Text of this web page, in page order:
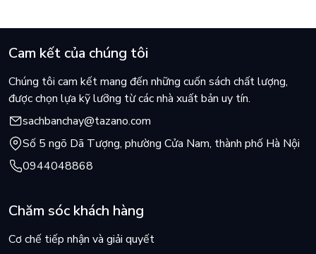
Cam kết của chúng tôi
Chúng tôi cam kết mang đến những cuốn sách chất lượng,
được chọn lựa kỹ lưỡng từ các nhà xuất bản uy tín.
sachbanchay@tazano.com
Số 5 ngõ Dã Tượng, phường Cửa Nam, thành phố Hà Nội
0944048868
Chăm sóc khách hàng
Cơ chế tiếp nhận và giải quyết